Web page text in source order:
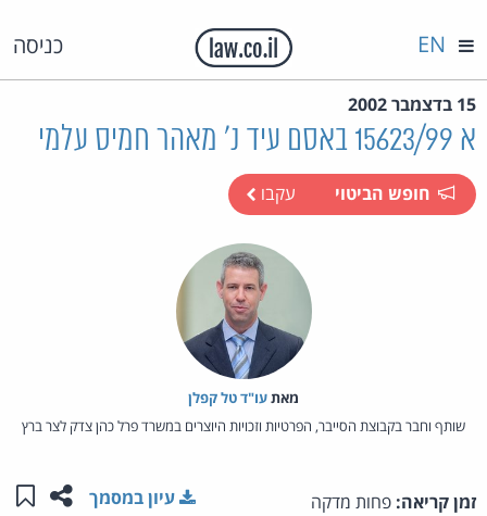
כניסה EN
15 בדצמבר 2002
א 15623/99 באסם עיד נ' מאהר חמיס עלמי
חופש הביטוי עקבו
מאת‏עו"ד טל קפלן
שותף וחבר בקבוצת הסייבר, הפרטיות וזכויות היוצרים במשרד פרל כהן צדק לצר ברץ
זמן קריאה: פחות מדקה שתפו
עיון במסמך